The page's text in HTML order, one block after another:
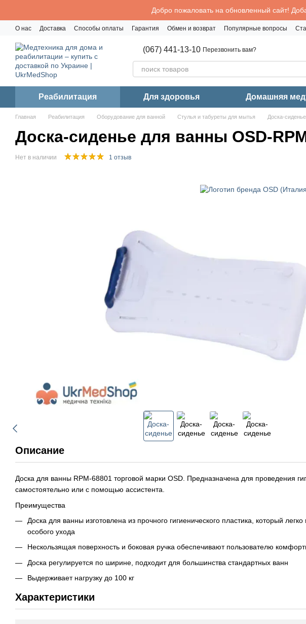
Добро пожаловать на обновленный сайт!
О нас Доставка Способы оплаты Гарантия Обмен и возврат Популярные вопросы
(067) 441-13-10 Перезвонить вам?
Реабилитация Для здоровья Домашняя
Главная Реабилитация Оборудование для ванной Стулья и табуреты для мытья Доска-
Доска-сиденье для ванны OSD-
Нет в наличии 1 отзыв
Описание
Доска для ванны RPM-68801 торговой марки OSD. Предназначена для проведения
самостоятельно или с помощью ассистента.
Преимущества
Доска для ванны изготовлена из прочного гигиенического пластика, который
особого ухода
Нескользящая поверхность и боковая ручка обеспечивают пользователю
Доска регулируется по ширине, подходит для большинства стандартных ванн
Выдерживает нагрузку до 100 кг
Характеристики